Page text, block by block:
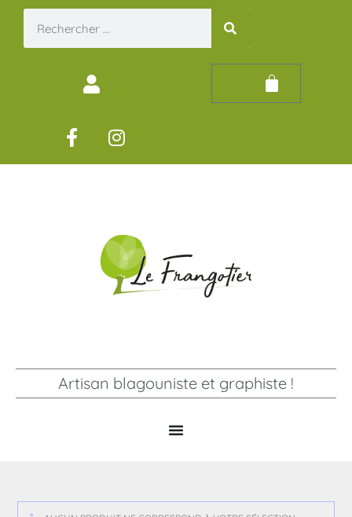
Artisan blagouniste et graphiste !